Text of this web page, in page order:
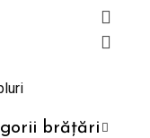
brățări